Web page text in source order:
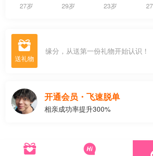
27岁
29岁
23岁
 缘分，从送第一份礼物开始认识！
开通会员・飞速脱单
相亲成功率提升300%
 